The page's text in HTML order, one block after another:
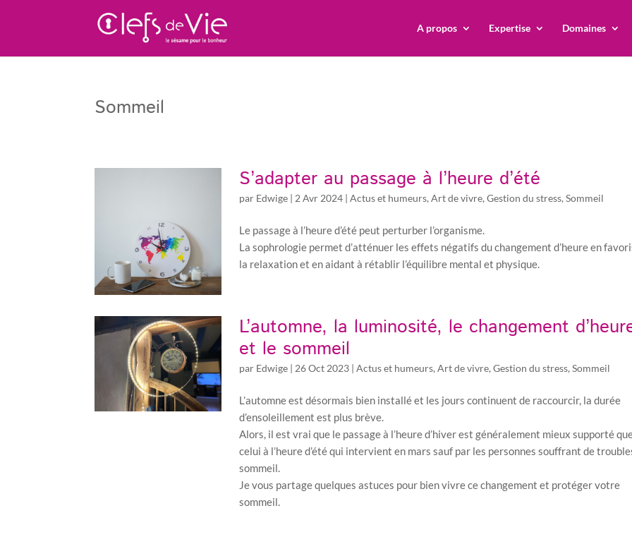
A propos Expertise Domaines
Sommeil
S’adapter au passage à l’heure d’été
par Edwige | 2 Avr 2024 |Actus et humeurs,Art de vivre,Gestion du stress,Sommeil
Le passage à l’heure d’été peut perturber l’organisme.
La sophrologie permet d’atténuer les effets négatifs du changement d’heure en
la relaxation et en aidant à rétablir l’équilibre mental et physique.
L’automne, la luminosité, le changement
et le sommeil
par Edwige | 26 Oct 2023 |Actus et humeurs,Art de vivre,Gestion du stress,Sommeil
L’automne est désormais bien installé et les jours continuent de raccourcir, la durée
d’ensoleillement est plus brève.
Alors, il est vrai que le passage à l’heure d’hiver est généralement mieux supporté
celui à l’heure d’été qui intervient en mars sauf par les personnes souffrant de
sommeil.
Je vous partage quelques astuces pour bien vivre ce changement et protéger votre
sommeil.